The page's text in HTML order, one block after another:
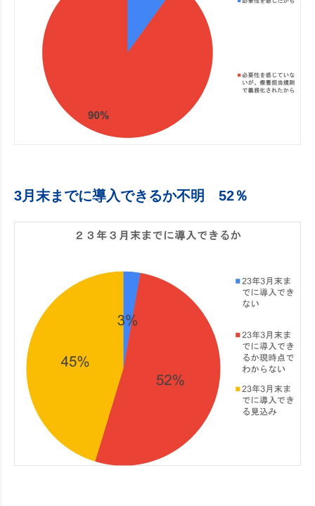
3月末までに導入できるか不明 52％